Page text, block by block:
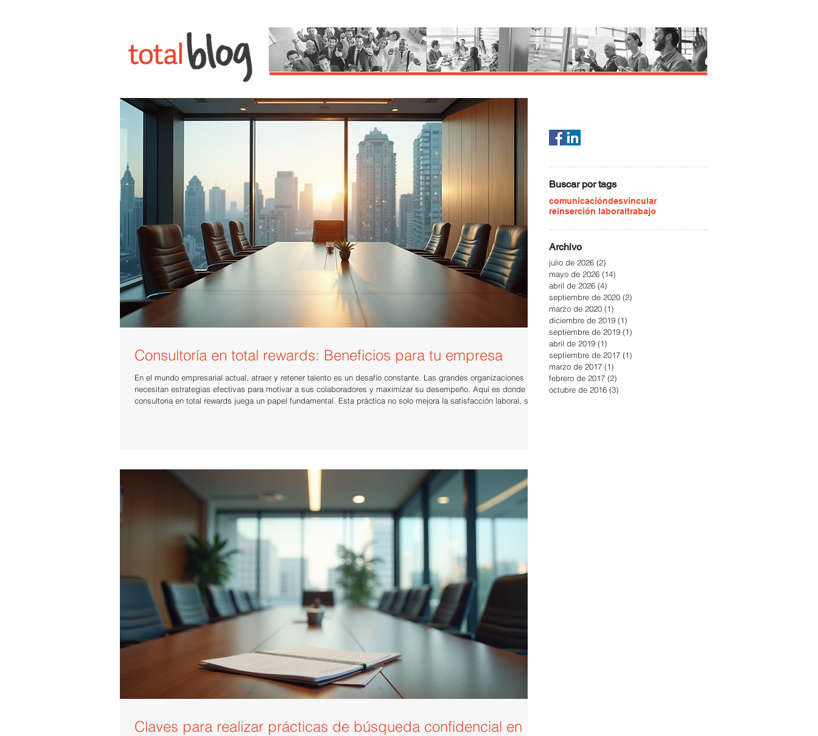
Consultoría en total rewards: Beneficios para tu empresa
En el mundo empresarial actual, atraer y retener talento es un desafío constante. Las grandes organizaciones
necesitan estrategias efectivas para motivar a sus colaboradores y maximizar su desempeño. Aquí es donde la
consultoría en total rewards juega un papel fundamental. Esta práctica no solo mejora la satisfacción laboral, sino
Claves para realizar prácticas de búsqueda confidencial en
Buscar por tags
comunicacióndesvincular
reinserción laboraltrabajo
Archivo
julio de 2026 (2)
mayo de 2026 (14)
abril de 2026 (4)
septiembre de 2020 (2)
marzo de 2020 (1)
diciembre de 2019 (1)
septiembre de 2019 (1)
abril de 2019 (1)
septiembre de 2017 (1)
marzo de 2017 (1)
febrero de 2017 (2)
octubre de 2016 (3)